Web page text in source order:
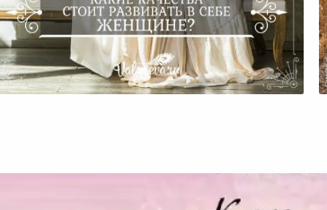
Какие Качества Стоит
Развивать В Себе Женщине?